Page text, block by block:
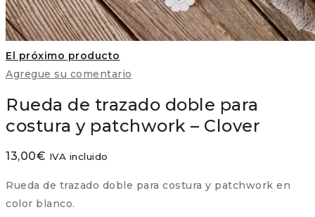
El próximo producto
Agregue su comentario
Rueda de trazado doble para
costura y patchwork – Clover
13,00€ IVA incluido
Rueda de trazado doble para costura y patchwork en
color blanco.